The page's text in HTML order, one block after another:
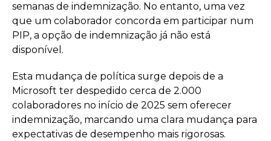
semanas de indemnização. No entanto, uma vez
que um colaborador concorda em participar num
PIP, a opção de indemnização já não está
disponível.
Esta mudança de política surge depois de a
Microsoft ter despedido cerca de 2.000
colaboradores no início de 2025 sem oferecer
indemnização, marcando uma clara mudança para
expectativas de desempenho mais rigorosas.